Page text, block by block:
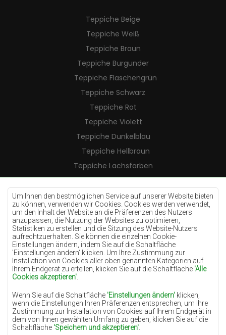
Um Ihnen den bestmöglichen Service auf unserer Website bieten
zu können, verwenden wir Cookies. Cookies werden verwendet,
um den Inhalt der Website an die Präferenzen des Nutzers
anzupassen, die Nutzung der Websites zu optimieren,
Statistiken zu erstellen und die Sitzung des Website-Nutzers
aufrechtzuerhalten. Sie können die einzelnen Cookie-
Einstellungen ändern, indem Sie auf die Schaltfläche
'Einstellungen ändern‘ klicken. Um Ihre Zustimmung zur
Installation von Cookies aller oben genannten Kategorien auf
Ihrem Endgerät zu erteilen, klicken Sie auf die Schaltfläche 'Alle
Cookies akzeptieren'
Wenn Sie auf die Schaltfläche 'Einstellungen ändern' klicken,
wenn die Einstellungen Ihren Präferenzen entsprechen, um Ihre
Zustimmung zur Installation von Cookies auf Ihrem Endgerät in
dem von Ihnen gewählten Umfang zu geben, klicken Sie auf die
Schaltfläche 'Speichern und akzeptieren'
Teppiche Beige
Teppiche Weiß
Teppiche Braun
Teppiche Burgunder
Teppiche Flaschengrün
Teppiche Schwarz
Teppiche Rot
Teppiche Violett
Teppiche Dunkelblau
Teppiche Hellbraun
Teppiche Lachsfarben
Teppiche Cremefarben
Teppiche Lilac
Teppiche Gelb
Teppiche Pfefferminz
Teppiche Blau
Teppiche Orange
Teppiche Rosa
Teppiche Terrakotte
Teppiche Grün
Teppiche Golden